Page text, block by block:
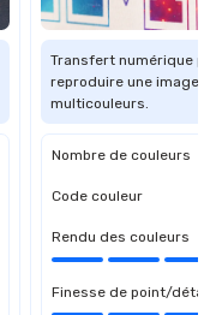
Transfert numérique
reproduire une image
multicouleurs.
Nombre de couleurs
Code couleur
Rendu des couleurs
Finesse de point/détail